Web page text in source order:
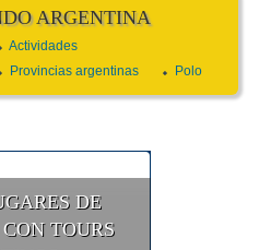
ARGENTINA
Actividades
Provincias argentinas Polo
DE
TOURS